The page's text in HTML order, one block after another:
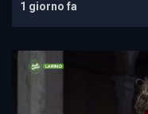
1 giorno fa